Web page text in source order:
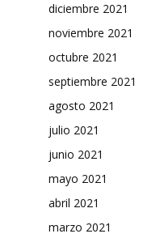
diciembre 2021
noviembre 2021
octubre 2021
septiembre 2021
agosto 2021
julio 2021
junio 2021
mayo 2021
abril 2021
marzo 2021